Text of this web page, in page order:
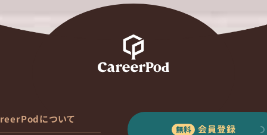
について
会員登録